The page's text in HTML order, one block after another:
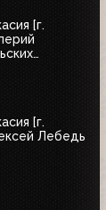
[г.
[г.
Лебедь